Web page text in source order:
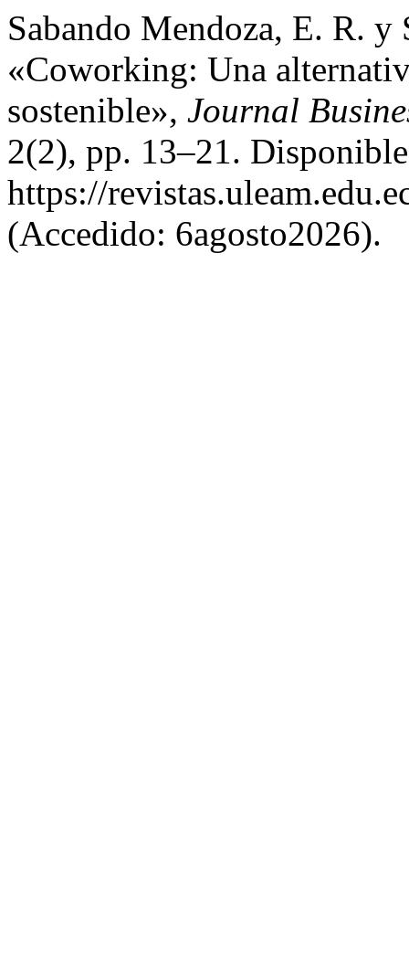
Sabando Mendoza, E. R.
«Coworking: Una
sostenible», Journal
2(2), pp. 13–21.
https://
(Accedido: 6agosto2026).